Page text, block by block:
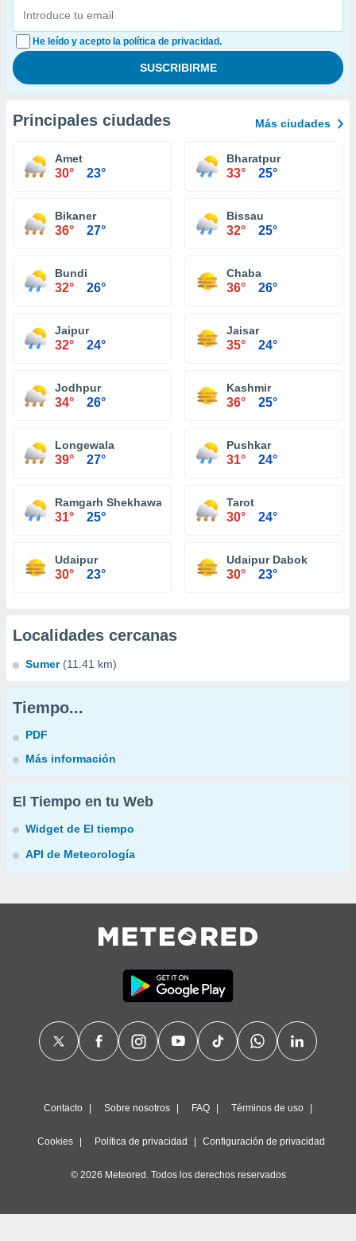
He leído y acepto la política de privacidad.
Principales ciudades Más ciudades
Amet
30° 23°
Bharatpur
33° 25°
Bikaner
36° 27°
Bissau
32° 25°
Bundi
32° 26°
Chaba
36° 26°
Jaipur
32° 24°
Jaisar
35° 24°
Jodhpur
34° 26°
Kashmir
36° 25°
Longewala
39° 27°
Pushkar
31° 24°
Ramgarh Shekhawati
31° 25°
Tarot
30° 24°
Udaipur
30° 23°
Udaipur Dabok
30° 23°
Localidades cercanas
Sumer (11.41 km)
Tiempo...
PDF
Más información
El Tiempo en tu Web
Widget de El tiempo
API de Meteorología
Contacto Sobre nosotros FAQ Términos de uso
Cookies Política de privacidad Configuración de privacidad
© 2026 Meteored. Todos los derechos reservados